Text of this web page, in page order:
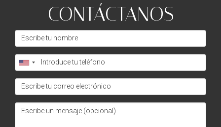
¿Es difícil ser admitido en Vanderbilt?
admisión debido a su prestigio académico; sin
embargo, los esfuerzos valen la pena.
¿Qué tipo de ayuda financiera ofrecen
estas universidades?
Casi todas las universidades mencionadas ofrecen
becas basadas en méritos o necesidades
CONTÁCTANOS